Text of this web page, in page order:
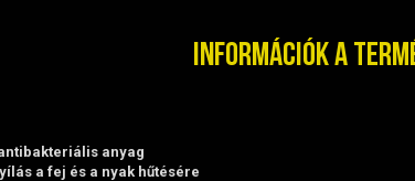
Információk a
anyag
a fej és a nyak hűtésére